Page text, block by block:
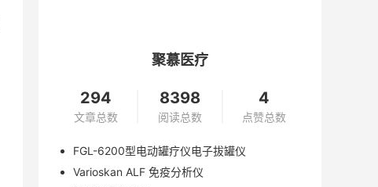
聚慕医疗
294
文章总数
8398
阅读总数
4
点赞总数
FGL-6200型电动罐疗仪电子拔罐仪
Varioskan ALF 免疫分析仪